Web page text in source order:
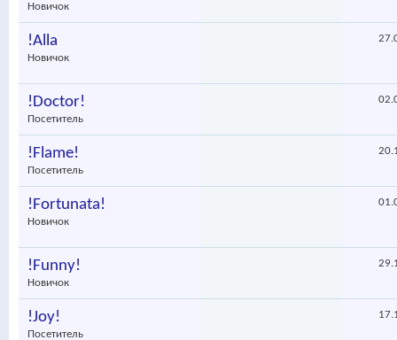
Новичок
!Alla
Новичок
!Doctor!
Посетитель
!Flame!
Посетитель
!Fortunata!
Новичок
!Funny!
Новичок
!Joy!
Посетитель